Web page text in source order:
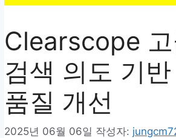
Clearscope
검색 의도 기
품질 개선
2025년 06월 06일 작성자: